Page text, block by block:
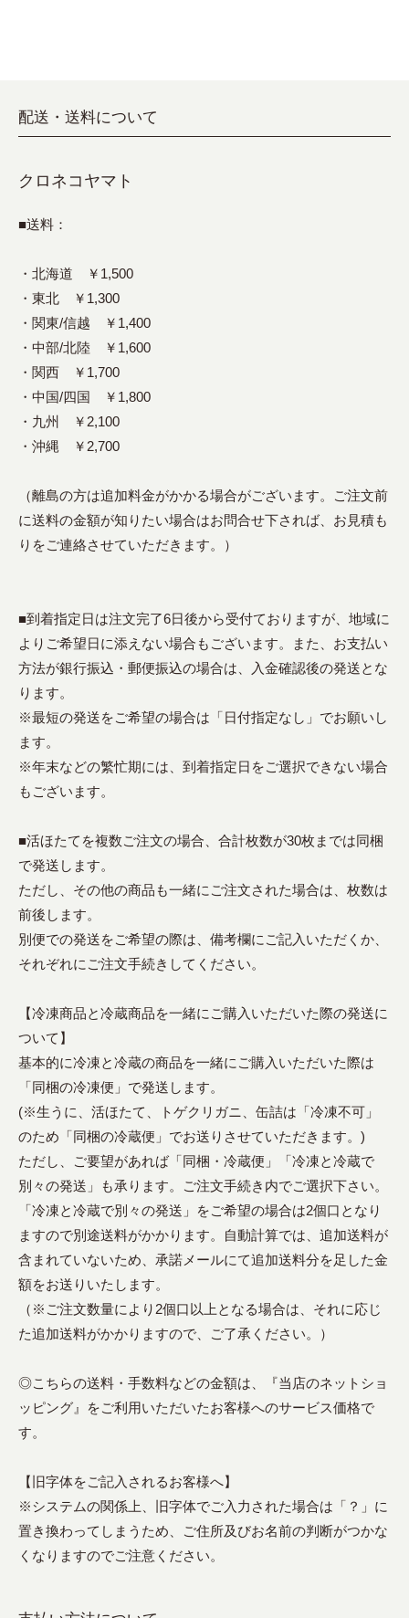
配送・送料について
クロネコヤマト
■送料：
・北海道 ￥1,500
・東北 ￥1,300
・関東/信越 ￥1,400
・中部/北陸 ￥1,600
・関西 ￥1,700
・中国/四国 ￥1,800
・九州 ￥2,100
・沖縄 ￥2,700
（離島の方は追加料金がかかる場合がございます。ご注文前
に送料の金額が知りたい場合はお問合せ下されば、お見積も
りをご連絡させていただきます。）
■到着指定日は注文完了6日後から受付ておりますが、地域に
よりご希望日に添えない場合もございます。また、お支払い
方法が銀行振込・郵便振込の場合は、入金確認後の発送とな
ります。
※最短の発送をご希望の場合は「日付指定なし」でお願いし
ます。
※年末などの繁忙期には、到着指定日をご選択できない場合
もございます。
■活ほたてを複数ご注文の場合、合計枚数が30枚までは同梱
で発送します。
ただし、その他の商品も一緒にご注文された場合は、枚数は
前後します。
別便での発送をご希望の際は、備考欄にご記入いただくか、
それぞれにご注文手続きしてください。
【冷凍商品と冷蔵商品を一緒にご購入いただいた際の発送に
ついて】
基本的に冷凍と冷蔵の商品を一緒にご購入いただいた際は
「同梱の冷凍便」で発送します。
(※生うに、活ほたて、トゲクリガニ、缶詰は「冷凍不可」
のため「同梱の冷蔵便」でお送りさせていただきます。)
ただし、ご要望があれば「同梱・冷蔵便」「冷凍と冷蔵で
別々の発送」も承ります。ご注文手続き内でご選択下さい。
「冷凍と冷蔵で別々の発送」をご希望の場合は2個口となり
ますので別途送料がかかります。自動計算では、追加送料が
含まれていないため、承諾メールにて追加送料分を足した金
額をお送りいたします。
（※ご注文数量により2個口以上となる場合は、それに応じ
た追加送料がかかりますので、ご了承ください。）
◎こちらの送料・手数料などの金額は、『当店のネットショ
ッピング』をご利用いただいたお客様へのサービス価格で
す。
【旧字体をご記入されるお客様へ】
※システムの関係上、旧字体でご入力された場合は「？」に
置き換わってしまうため、ご住所及びお名前の判断がつかな
くなりますのでご注意ください。